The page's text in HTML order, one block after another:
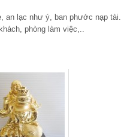
an lạc như ý, ban phước nạp tài.
phòng làm việc,..